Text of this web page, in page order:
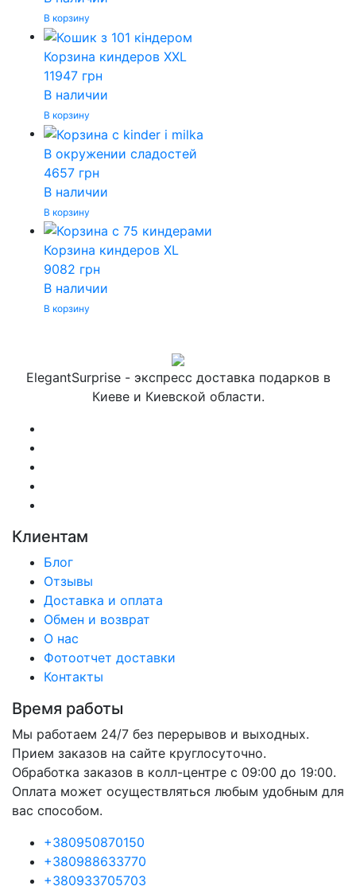
В корзину
Корзина киндеров XXL
11947 грн
В наличии
В корзину
В окружении сладостей
4657 грн
В наличии
В корзину
Корзина киндеров XL
9082 грн
В наличии
В корзину
ElegantSurprise - экспресс доставка подарков в
Киеве и Киевской области.
Клиентам
Блог
Отзывы
Доставка и оплата
Обмен и возврат
О нас
Фотоотчет доставки
Контакты
Время работы
Мы работаем 24/7 без перерывов и выходных.
Прием заказов на сайте круглосуточно.
Обработка заказов в колл-центре с 09:00 до 19:00.
Оплата может осуществляться любым удобным для
вас способом.
+380950870150
+380988633770
+380933705703